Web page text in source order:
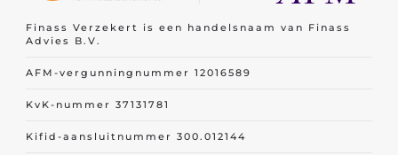
Finass Verzekert is een handelsnaam van Finass
Advies B.V.
AFM-vergunningnummer 12016589
KvK-nummer 37131781
Kifid-aansluitnummer 300.012144